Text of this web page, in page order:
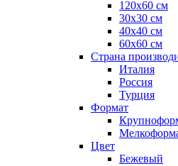
120x60 см
30x30 см
40x40 см
60x60 см
Страна
Италия
Россия
Турция
Формат
Цвет
Бежевый